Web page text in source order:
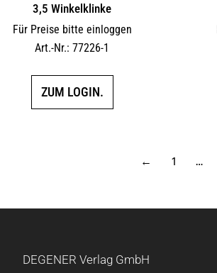
3,5 Winkelklinke
Für Preise bitte einloggen
Art.-Nr.: 77226-1
ZUM LOGIN.
← 1 …
DEGENER Verlag GmbH